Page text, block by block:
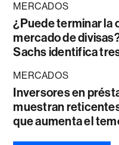
MERCADOS
¿Puede terminar la
mercado de
Sachs identifica
MERCADOS
Inversores en
muestran
que aumenta el